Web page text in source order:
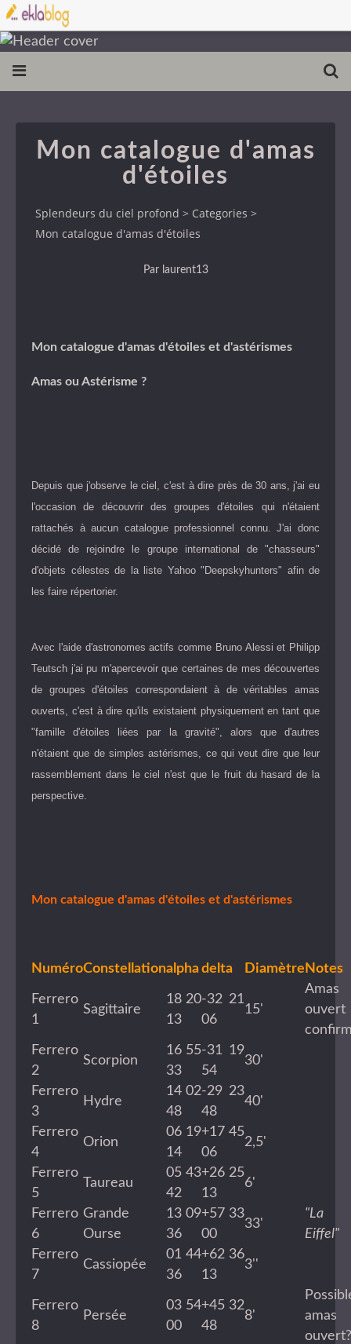
Mon catalogue d'amas
d'étoiles
Splendeurs du ciel profond > Categories >
Mon catalogue d'amas d'étoiles
Par laurent13
Mon catalogue d'amas d'étoiles et d'astérismes
Amas ou Astérisme ?
Depuis que j'observe le ciel, c'est à dire près de 30 ans, j'ai eu
l'occasion de découvrir des groupes d'étoiles qui n'étaient
rattachés à aucun catalogue professionnel connu. J'ai donc
décidé de rejoindre le groupe international de "chasseurs"
d'objets célestes de la liste Yahoo "Deepskyhunters" afin de
les faire répertorier.
Avec l'aide d'astronomes actifs comme Bruno Alessi et Philipp
Teutsch j'ai pu m'apercevoir que certaines de mes découvertes
de groupes d'étoiles correspondaient à de véritables amas
ouverts, c'est à dire qu'ils existaient physiquement en tant que
"famille d'étoiles liées par la gravité", alors que d'autres
n'étaient que de simples astérismes, ce qui veut dire que leur
rassemblement dans le ciel n'est que le fruit du hasard de la
perspective.
Mon catalogue d'amas d'étoiles et d'astérismes
NuméroConstellationalphadelta Diamètre Notes
Ferrero
1
Sagittaire
18 20
13
-32 21
06
15'
Amas
ouvert
Ferrero
2
Scorpion
16 55
33
-31 19
54
30'
Ferrero
3
Hydre
14 02
48
-29 23
48
40'
Ferrero
4
Orion
06 19
14
+17 45
06
2,5'
Ferrero
5
Taureau
05 43
42
+26 25
13
6'
Ferrero
6
Grande
Ourse
13 09
36
+57 33
00
33'
"La
Eiffel"
Ferrero
7
Cassiopée
01 44
36
+62 36
13
3''
Ferrero
8
Persée
03 54
00
+45 32
48
8'
amas
ouvert?